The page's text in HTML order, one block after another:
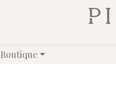
Boutique